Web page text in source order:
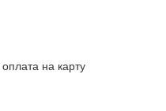
оплата на карту